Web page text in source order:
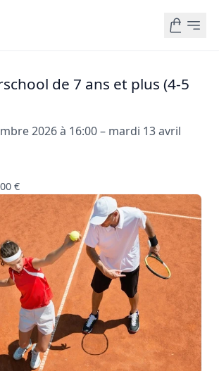
de 7 ans et plus (4-5
2026 à 16:00 – mardi 13 avril
€